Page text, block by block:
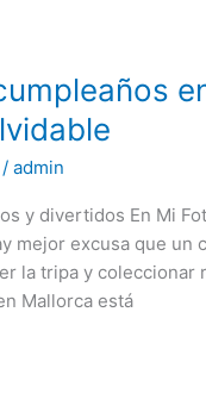
/admin
y divertidos En Mi
mejor excusa que un
la tripa y coleccionar
Mallorca está